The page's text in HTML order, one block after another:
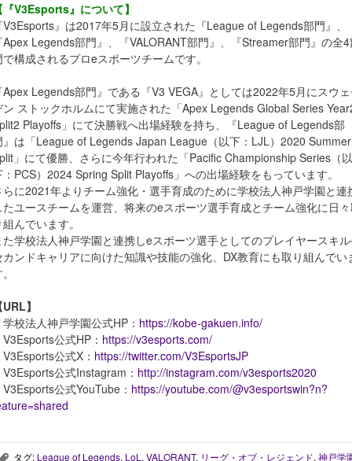
『V3Esports』について】
V3Esports』は2017年5月に設立された『League of Legends部門』、
Apex Legends部門』、『VALORANT部門』、『Streamer部門』の全4
で構成されるプロeスポーツチームです。
Apex Legends部門』である『V3 VEGA』としては2022年5月にスウ
ン ストックホルムにて実施された「Apex Legends Global Series
Playoffs」にて決勝戦へ出場経験を持ち、『League of Legends部
』は「League of Legends Japan League（以下：LJL）2020 Summer
」にて優勝、さらに今年行われた「Pacific Championship Series（以
：PCS）2024 Spring Split Playoffs」への出場経験をもっています。
らに2021年よりチーム強化・選手育成のために学校法人神戸学園と連
たユースチームを運営、将来のeスポーツ選手育成とチーム強化に日々
んでいます。
た学校法人神戸学園と連携しeスポーツ選手としてのプレイヤースキ
カンドキャリアに向けた知識や技能の強化、DX教育にも取り組んでい
】
学校法人神戸学園公式HP： https://kobe-gakuen.info/
V3Esports公式HP： https://v3esports.com/
V3Esports公式X： https://twitter.com/V3EsportsJP
V3Esports公式Instagram： http://instagram.com/v3esports2020
V3Esports公式YouTube： https://youtube.com/@v3esportswin?n?
タグ: League of Legends, LoL , VALORANT, リーグ・オブ・レジェンド, 神戸学